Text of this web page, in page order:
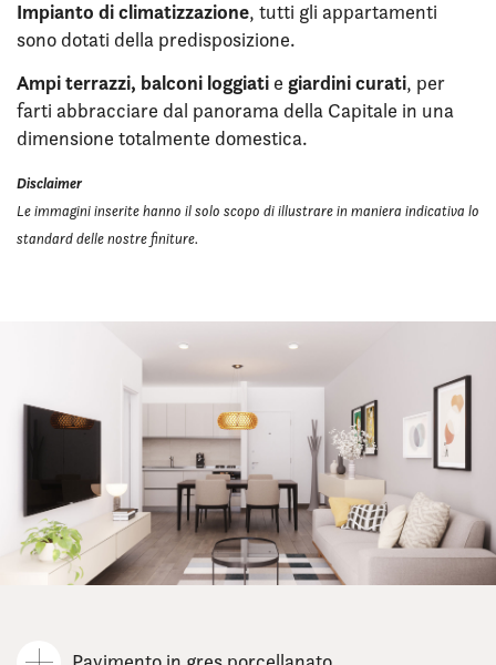
Impianto diclimatizzazione, tutti gli appartamenti
sono dotati della predisposizione.
Ampi terrazzi, balconi loggiati e giardini curati, per
farti abbracciare dal panorama della Capitale in una
dimensione totalmente domestica.
Disclaimer
Le immagini inserite hanno il solo scopo di illustrare in maniera indicativa lo
standard delle nostre finiture.